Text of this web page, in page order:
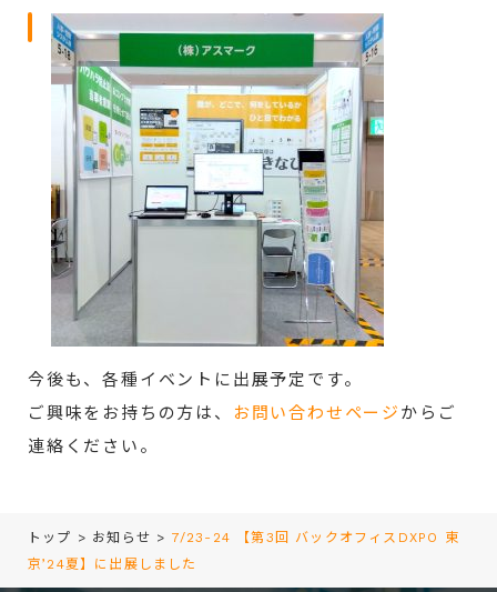
今後も、各種イベントに出展予定です。
ご興味をお持ちの方は、
お問い合わせページ からご
連絡ください。
トップ > お知らせ > 7/23-24 【第3回 バックオフィスDXPO 東
京’24夏】に出展しました